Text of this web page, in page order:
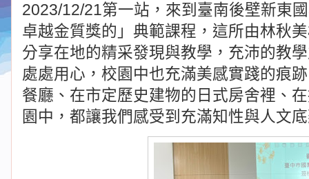
2023/12/21第一站，來到臺南後壁新東
卓越金質獎的」典範課程，這所由林秋
分享在地的精采發現與教學，充沛的教
處處用心，校園中也充滿美感實踐的痕
餐廳、在市定歷史建物的日式房舍裡、
園中，都讓我們感受到充滿知性與人文